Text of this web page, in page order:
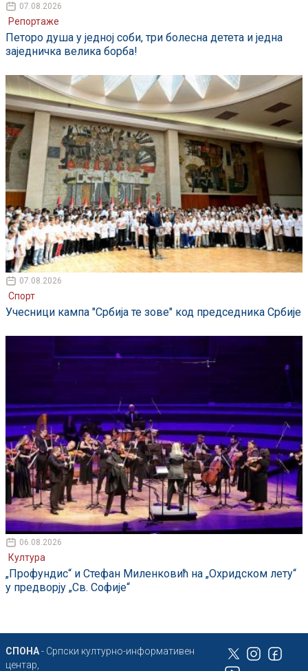
07.08.2026
Репортаже
Петоро душа у једној соби, три болесна детета и једна
заједничка велика борба!
07.08.2026
Спорт
Учесници кампа "Србија те зове" код председника Србије
06.08.2026
Култура
„Профундис“ и Стефан Миленковић на „Охридском лету“
у предворју „Св. Софије“
СПОНА- Српски културно-информативен
центар,